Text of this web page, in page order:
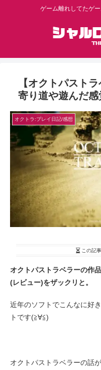
ゲーム離れしてたゲ
【オクトパスト
寄り道や遊んだ感
オクトラ:プレイ日記/感想
この記
オクトパストラベラーの作
(レビュー)をザックリと。
近年のソフトでこんなに好
トです(≧∀≦)
オクトパストラベラーの話